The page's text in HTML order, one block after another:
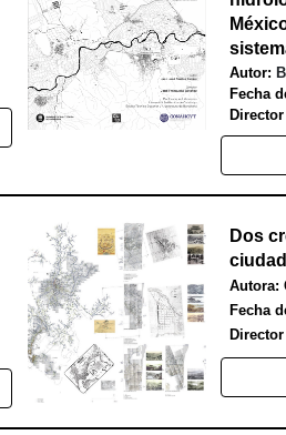
Autor:
Fecha
Dos
Autora:
Fecha